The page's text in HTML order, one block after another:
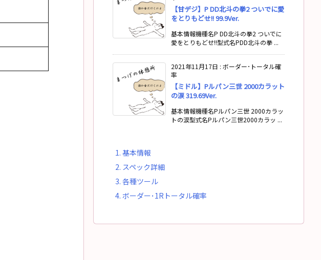
【甘デジ】P DD北斗の拳2 ついでに愛
をとりもどせ!! 99.9Ver.
基本情報機種名P DD北斗の拳2 ついでに
愛をとりもどせ!!型式名PDD北斗の拳 ...
2021年11月17日 : ボーダー･トータル確
率
【ミドル】Pルパン三世 2000カラット
の涙 319.69Ver.
基本情報機種名Pルパン三世 2000カラッ
トの涙型式名Pルパン三世2000カラッ ...
1. 基本情報
2. スペック詳細
3. 各種ツール
4. ボーダー･1Rトータル確率